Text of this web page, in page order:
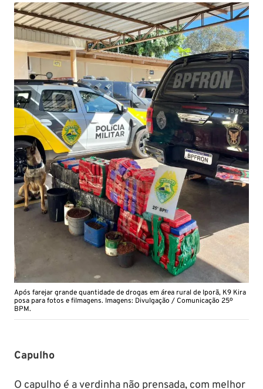
Após farejar grande quantidade de drogas em área rural de Iporã, K9 Kira
posa para fotos e filmagens. Imagens: Divulgação / Comunicação 25º
BPM.
Capulho
O capulho é a verdinha não prensada, com melhor